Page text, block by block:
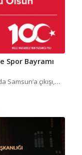
Spor Bayramı
Samsun’a çıkışı,…